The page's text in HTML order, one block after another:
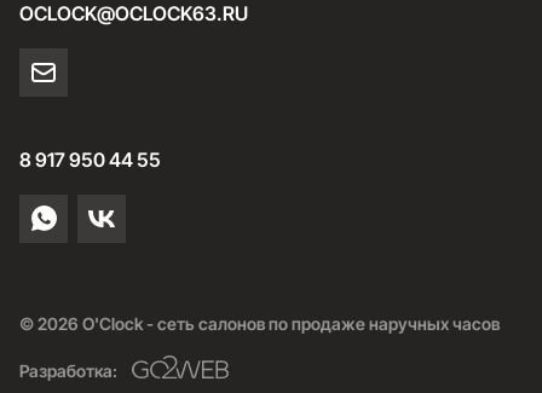
OCLOCK@OCLOCK63.RU
8 917 950 44 55
© 2026 O'Clock - сеть салонов по продаже наручных часов
Разработка: